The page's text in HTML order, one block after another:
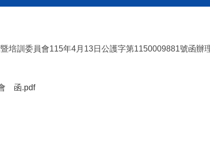
培訓委員會115年4月13日公護字第1150009881號函辦理
函.pdf